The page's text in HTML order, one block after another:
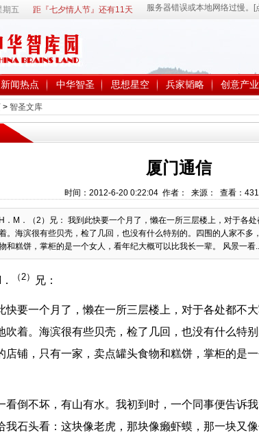
期五 距『七夕情人节』还有11天
新闻热点 中华智圣 思想星空 兵家韬略 创意产业
> 智圣文库
厦门通信
时间：2012-6-20 0:22:04 作者： 来源： 查看： 431
H．M．（2）兄： 我到此快要一个月了，懒在一所三层楼上，对于各
。海滨很有些贝壳，检了几回，也没有什么特别的。四围的人家不多
和糕饼，掌柜的是一个女人，看年纪大概可以比我长一辈。 风景一看
（2） 兄：
快要一个月了，懒在一所三层楼上，对于各处都不
吹着。海滨很有些贝壳，检了几回，也没有什么特
店铺，只有一家，卖点罐头食物和糕饼，掌柜的是
看倒不坏，有山有水。我初到时，一个同事便告诉
我石头看：这块像老虎，那块像癞虾蟆，那一块